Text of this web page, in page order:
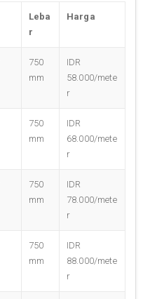
Leba
r
Harga
750
mm
IDR
58.000/mete
r
750
mm
IDR
68.000/mete
r
750
mm
IDR
78.000/mete
r
750
mm
IDR
88.000/mete
r